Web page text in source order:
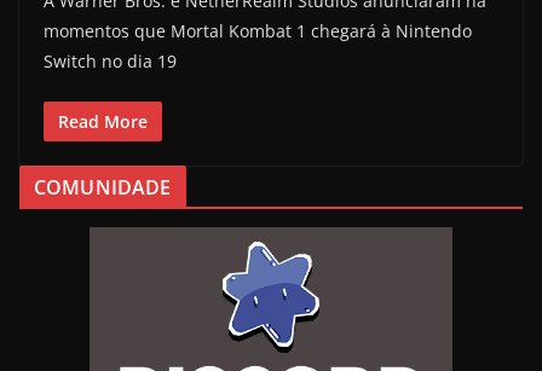
momentos que Mortal Kombat 1 chegará à Nintendo
Switch no dia 19
Read More
COMUNIDADE